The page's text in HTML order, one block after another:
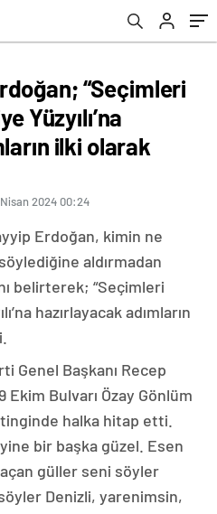
“Seçimleri
Yüzyılı’na
ilki olarak
2024 00:24
Erdoğan, kimin ne
aldırmadan
belirterek; “Seçimleri
hazırlayacak adımların
Genel Başkanı Recep
Bulvarı Özay Gönlüm
halka hitap etti.
bir başka güzel. Esen
güller seni söyler
Denizli, yarenimsin,